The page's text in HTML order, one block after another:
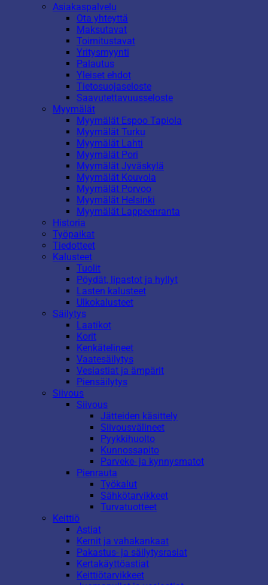
Asiakaspalvelu
Ota yhteyttä
Maksutavat
Toimitustavat
Yritysmyynti
Palautus
Yleiset ehdot
Tietosuojaseloste
Saavutettavuusseloste
Myymälät
Myymälät Espoo Tapiola
Myymälät Turku
Myymälät Lahti
Myymälät Pori
Myymälät Jyväskylä
Myymälät Kouvola
Myymälät Porvoo
Myymälät Helsinki
Myymälät Lappeenranta
Historia
Työpaikat
Tiedotteet
Kalusteet
Tuolit
Pöydät, lipastot ja hyllyt
Lasten kalusteet
Ulkokalusteet
Säilytys
Laatikot
Korit
Kenkätelineet
Vaatesäilytys
Vesiastiat ja ämpärit
Piensäilytys
Siivous
Siivous
Jätteiden käsittely
Siivousvälineet
Pyykkihuolto
Kunnossapito
Parveke- ja kynnysmatot
Pienrauta
Työkalut
Sähkötarvikkeet
Turvatuotteet
Keittiö
Astiat
Kernit ja vahakankaat
Pakastus- ja säilytysrasiat
Kertakäyttöastiat
Keittiötarvikkeet